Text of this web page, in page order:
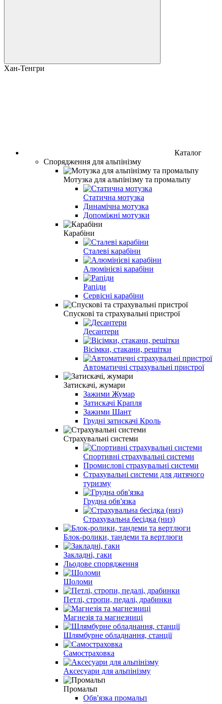
Хан-Тенгри
Каталог
Спорядження для альпінізму
Мотузка для альпінізму та промальпу
Статична мотузка
Динамічна мотузка
Допоміжні мотузки
Карабіни
Сталеві карабіни
Алюмінієві карабіни
Рапіди
Сервісні карабіни
Спускові та страхувальні пристрої
Десантери
Вісімки, стакани, решітки
Автоматичні страхувальні пристрої
Затискачі, жумари
Зажими Жумар
Затискачі Крапля
Зажими Шант
Грудні затискачі Кроль
Страхувальні системи
Спортивні страхувальні системи
Промислові страхувальні системи
Страхувальні системи для дитячого
туризму
Грудна обв'язка
Страхувальна бесідка (низ)
Блок-ролики, тандеми та вертлюги
Закладні, гаки
Льодове спорядження
Шоломи
Петлі, стропи, педалі, драбинки
Магнезія та магнезниці
Шлямбурне обладнання, станції
Самостраховка
Аксесуари для альпінізму
Промальп
Обв'язка промальп